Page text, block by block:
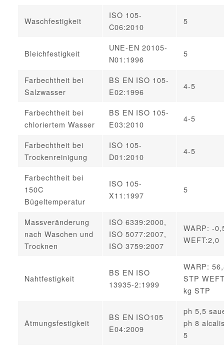
Waschfestigkeit
ISO 105-
C06:2010
5
Bleichfestigkeit
UNE-EN 20105-
N01:1996
5
Farbechtheit bei
Salzwasser
BS EN ISO 105-
E02:1996
4-5
Farbechtheit bei
chloriertem Wasser
BS EN ISO 105-
E03:2010
4-5
Farbechtheit bei
Trockenreinigung
ISO 105-
D01:2010
4-5
Farbechtheit bei
150C
Bügeltemperatur
ISO 105-
X11:1997
5
Massveränderung
nach Waschen und
Trocknen
ISO 6339:2000,
ISO 5077:2007,
ISO 3759:2007
WARP: -
WEFT:2,0
Nahtfestigkeit
BS EN ISO
13935-2:1999
WARP:
STP
kg STP
Atmungsfestigkeit
BS EN ISO105
E04:2009
ph 5,5
ph 8
5